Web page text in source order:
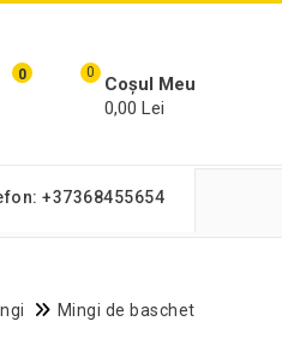
0 0
Coșul Meu
0,00 Lei
+37368455654
Mingi de baschet